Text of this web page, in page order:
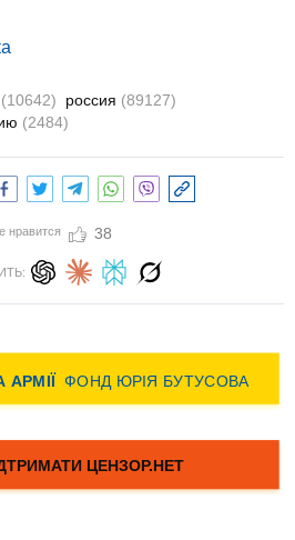
(10642) россия (89127)
(2484)
нравится 38